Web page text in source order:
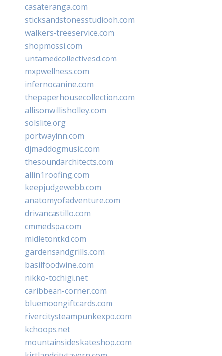
casateranga.com
sticksandstonesstudiooh.com
walkers-treeservice.com
shopmossi.com
untamedcollectivesd.com
mxpwellness.com
infernocanine.com
thepaperhousecollection.com
allisonwillisholley.com
solslite.org
portwayinn.com
djmaddogmusic.com
thesoundarchitects.com
allin1roofing.com
keepjudgewebb.com
anatomyofadventure.com
drivancastillo.com
cmmedspa.com
midletontkd.com
gardensandgrills.com
basilfoodwine.com
nikko-tochigi.net
caribbean-corner.com
bluemoongiftcards.com
rivercitysteampunkexpo.com
kchoops.net
mountainsideskateshop.com